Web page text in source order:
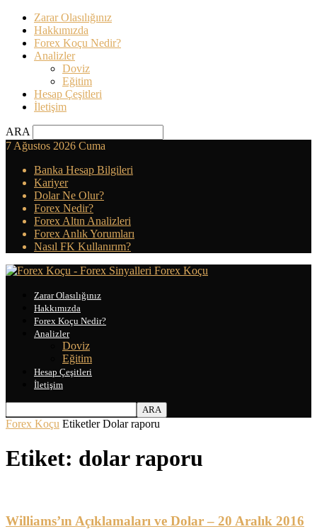
Zarar Olasılığınız
Hakkımızda
Forex Koçu Nedir?
Analizler
Doviz
Eğitim
Hesap Çeşitleri
İletişim
ARA
7 Ağustos 2026 Cuma
Banka Hesap Bilgileri
Kariyer
Dolar Ne Olur?
Forex Nedir?
Forex Altın Analizleri
Forex Anlık Yorumları
Nasıl FK Kullanırım?
Forex Koçu
Zarar Olasılığınız
Hakkımızda
Forex Koçu Nedir?
Analizler
Doviz
Eğitim
Hesap Çeşitleri
İletişim
Forex Koçu Etiketler Dolar raporu
Etiket: dolar raporu
Williams’ın Açıklamaları ve Dolar – 20 Aralık 2016